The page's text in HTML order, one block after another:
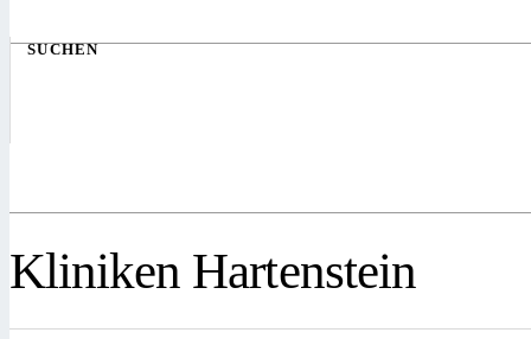
SUCHEN
Kliniken Hartenstein